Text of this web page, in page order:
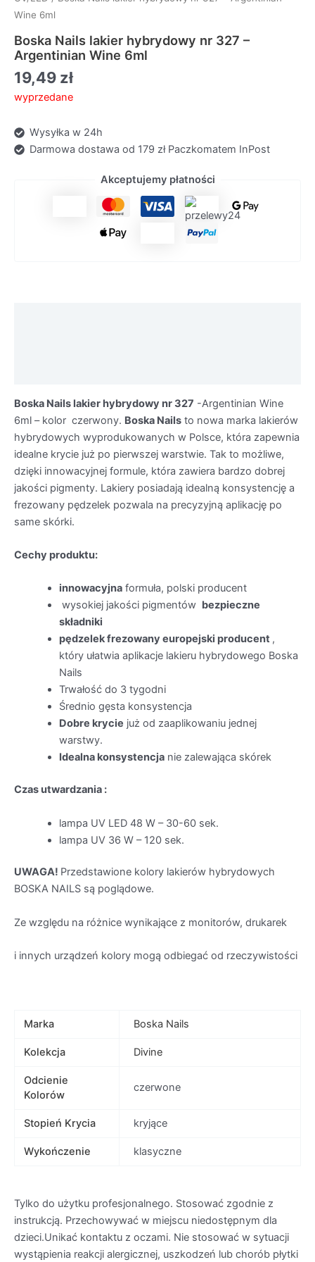
Wine 6ml
Boska Nails lakier hybrydowy nr 327 –
Argentinian Wine 6ml
19,49 zł
wyprzedane
Wysyłka w 24h
Darmowa dostawa od 179 zł Paczkomatem InPost
Akceptujemy płatności
Boska Nails lakier hybrydowy nr 327 -Argentinian Wine
6ml – kolor czerwony. Boska Nails to nowa marka lakierów
hybrydowych wyprodukowanych w Polsce, która zapewnia
idealne krycie już po pierwszej warstwie. Tak to możliwe,
dzięki innowacyjnej formule, która zawiera bardzo dobrej
jakości pigmenty. Lakiery posiadają idealną konsystencję a
frezowany pędzelek pozwala na precyzyjną aplikację po
same skórki.
Cechy produktu:
innowacyjnaformuła, polski producent
wysokiej jakości pigmentów bezpieczne
składniki
pędzelek frezowany europejski producent ,
który ułatwia aplikacje lakieru hybrydowego Boska
Nails
Trwałość do 3 tygodni
Średnio gęsta konsystencja
Dobre krycie już od zaaplikowaniu jednej
warstwy.
Idealna konsystencjanie zalewająca skórek
Czas utwardzania :
lampa UV LED 48 W – 30-60 sek.
lampa UV 36 W – 120 sek.
UWAGA! Przedstawione kolory lakierów hybrydowych
BOSKA NAILS są poglądowe.
Ze względu na różnice wynikające z monitorów, drukarek
i innych urządzeń kolory mogą odbiegać od rzeczywistości
Marka Boska Nails
Kolekcja Divine
Odcienie
Kolorów
czerwone
Stopień Krycia kryjące
Wykończenie klasyczne
Tylko do użytku profesjonalnego. Stosować zgodnie z
instrukcją. Przechowywać w miejscu niedostępnym dla
dzieci.Unikać kontaktu z oczami. Nie stosować w sytuacji
wystąpienia reakcji alergicznej, uszkodzeń lub chorób płytki